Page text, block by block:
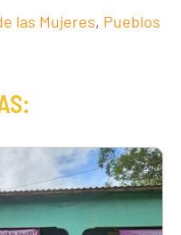
las Mujeres, Pueblos